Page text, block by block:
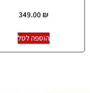
349.00 ₪
הוספה לסל